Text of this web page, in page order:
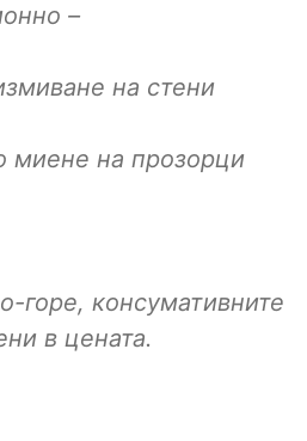
–
на стени
миене на прозорци
горе, консумативните
в цената.